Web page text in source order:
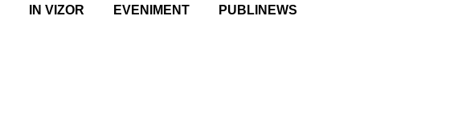
IN VIZOR EVENIMENT PUBLINEWS